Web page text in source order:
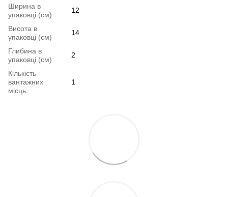
Ширина в
упаковці (см)
12
Висота в
упаковці (см)
14
Глибина в
упаковці (см)
2
Кількість
вантажних
місць
1